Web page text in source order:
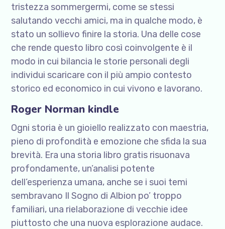
tristezza sommergermi, come se stessi
salutando vecchi amici, ma in qualche modo, è
stato un sollievo finire la storia. Una delle cose
che rende questo libro così coinvolgente è il
modo in cui bilancia le storie personali degli
individui scaricare con il più ampio contesto
storico ed economico in cui vivono e lavorano.
Roger Norman kindle
Ogni storia è un gioiello realizzato con maestria,
pieno di profondità e emozione che sfida la sua
brevità. Era una storia libro gratis risuonava
profondamente, un’analisi potente
dell’esperienza umana, anche se i suoi temi
sembravano Il Sogno di Albion po’ troppo
familiari, una rielaborazione di vecchie idee
piuttosto che una nuova esplorazione audace.